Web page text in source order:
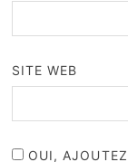
SITE WEB
OUI,